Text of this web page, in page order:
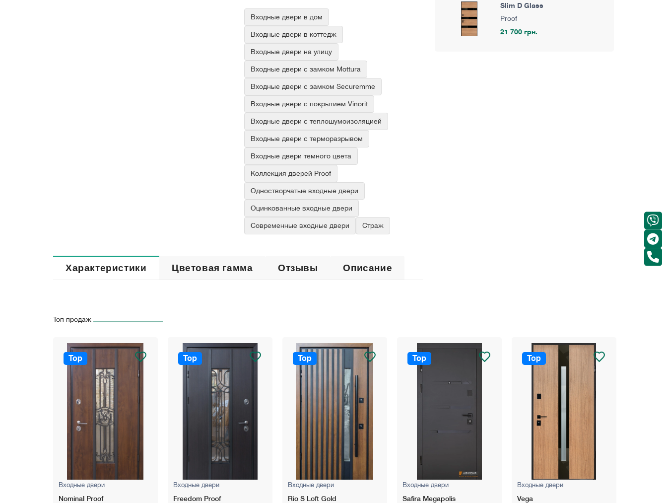
Входные двери в дом
Входные двери в коттедж
Входные двери на улицу
Входные двери с замком Mottura
Входные двери с замком Securemme
Входные двери с покрытием Vinorit
Входные двери с теплошумоизоляцией
Входные двери с терморазрывом
Входные двери темного цвета
Коллекция дверей Proof
Одностворчатые входные двери
Оцинкованные входные двери
Современные входные двери Страж
Slim D Glass
Proof
21 700 грн.
Характеристики Цветовая гамма Отзывы Описание
Топ продаж
Top
Входные двери
Nominal Proof
Top
Входные двери
Freedom Proof
Top
Входные двери
Rio S Loft Gold
Top
Входные двери
Safira Megapolis
Top
Входные двери
Vega